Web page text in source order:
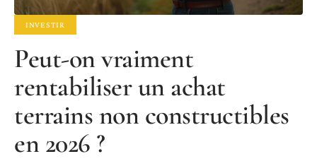
INVESTIR
Peut-on vraiment
rentabiliser un achat
terrains non constructibles
en 2026 ?